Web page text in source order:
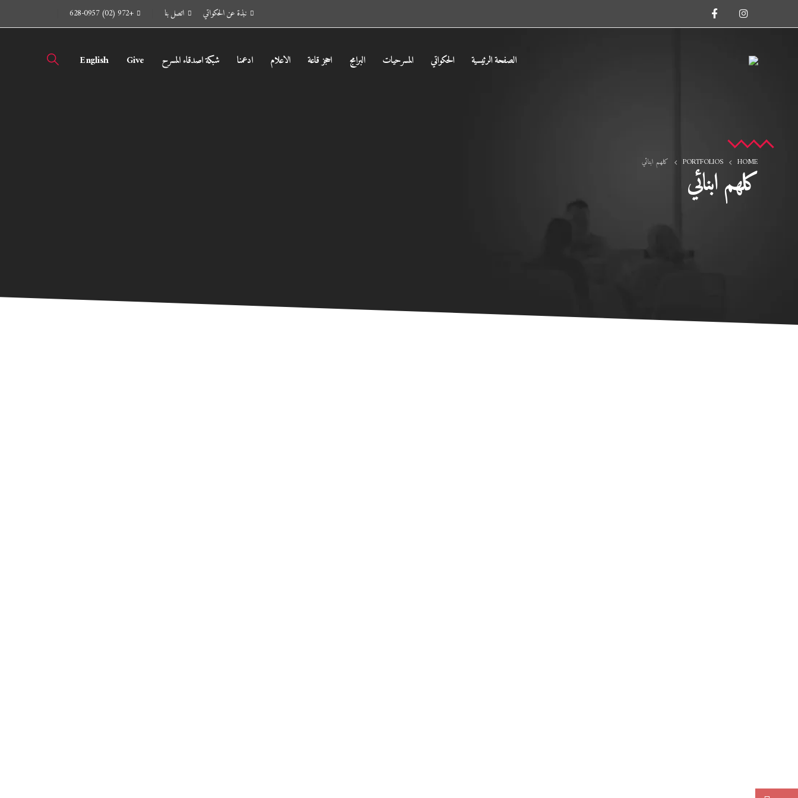
نبذة عن الحكواتي اتصل بنا +972 (02) 628-0957
الصفحة الرئيسية الحكواتي المسرحيات البرامج احجز قاعة الاعلام ادعمنا شبكة اصدقاء المسرح Give
English
HOME
PORTFOLIOS كلهم ابنائي
كلهم ابنائي